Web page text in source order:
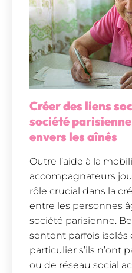
Créer des liens
société
envers les aînés
Outre l’aide à la
accompagnateurs
rôle crucial dans la
entre les personnes
société parisienne.
sentent parfois isolés
particulier s’ils n’ont
ou de réseau social